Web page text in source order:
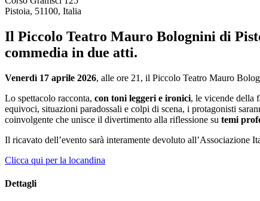
Pistoia, 51100, Italia
Il Piccolo Teatro Mauro Bolognini di
commedia in due atti.
Venerdì 17 aprile 2026, alle ore 21, il Piccolo Teatro Mauro
Lo spettacolo racconta, con toni leggeri e ironici, le vicende della
equivoci, situazioni paradossali e colpi di scena, i protagonisti
coinvolgente che unisce il divertimento alla riflessione su temi
Il ricavato dell’evento sarà interamente devoluto all’Associazione
Clicca qui per la locandina
Dettagli